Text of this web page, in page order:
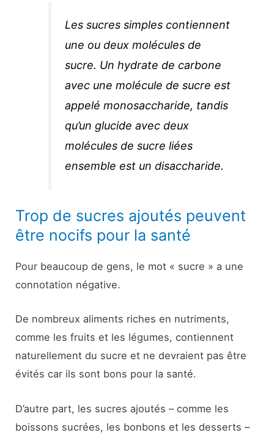
Les sucres simples contiennent
une ou deux molécules de
sucre. Un hydrate de carbone
avec une molécule de sucre est
appelé monosaccharide, tandis
qu’un glucide avec deux
molécules de sucre liées
ensemble est un disaccharide.
Trop de sucres ajoutés peuvent
être nocifs pour la santé
Pour beaucoup de gens, le mot « sucre » a une
connotation négative.
De nombreux aliments riches en nutriments,
comme les fruits et les légumes, contiennent
naturellement du sucre et ne devraient pas être
évités car ils sont bons pour la santé.
D’autre part, les sucres ajoutés – comme les
boissons sucrées, les bonbons et les desserts –